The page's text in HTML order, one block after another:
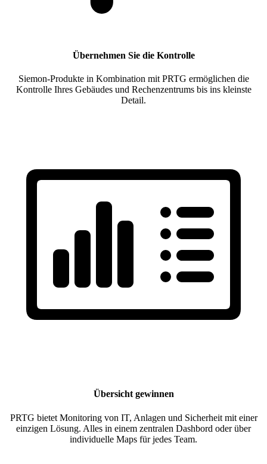
Übernehmen Sie die Kontrolle
Siemon-Produkte in Kombination mit PRTG ermöglichen die
Kontrolle Ihres Gebäudes und Rechenzentrums bis ins kleinste
Detail.
Übersicht gewinnen
PRTG bietet Monitoring von IT, Anlagen und Sicherheit mit einer
einzigen Lösung. Alles in einem zentralen Dashbord oder über
individuelle Maps für jedes Team.